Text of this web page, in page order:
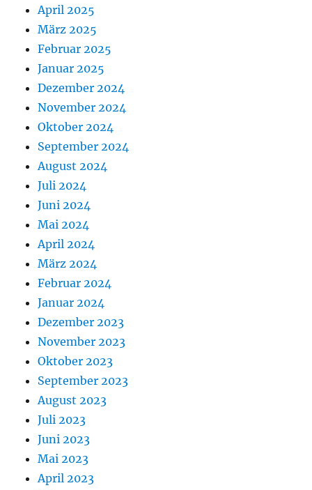
April 2025
März 2025
Februar 2025
Januar 2025
Dezember 2024
November 2024
Oktober 2024
September 2024
August 2024
Juli 2024
Juni 2024
Mai 2024
April 2024
März 2024
Februar 2024
Januar 2024
Dezember 2023
November 2023
Oktober 2023
September 2023
August 2023
Juli 2023
Juni 2023
Mai 2023
April 2023